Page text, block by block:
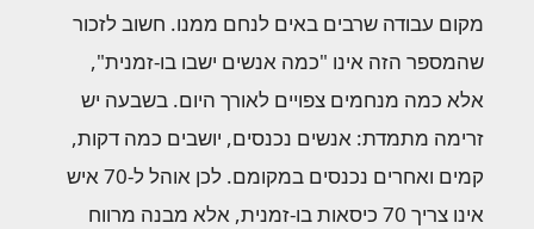
מקום עבודה שרבים באים לנחם ממנו. חשוב לזכור
שהמספר הזה אינו "כמה אנשים ישבו בו-זמנית",
אלא כמה מנחמים צפויים לאורך היום. בשבעה יש
זרימה מתמדת: אנשים נכנסים, יושבים כמה דקות,
קמים ואחרים נכנסים במקומם. לכן אוהל ל-70 איש
אינו צריך 70 כיסאות בו-זמנית, אלא מבנה מרווח